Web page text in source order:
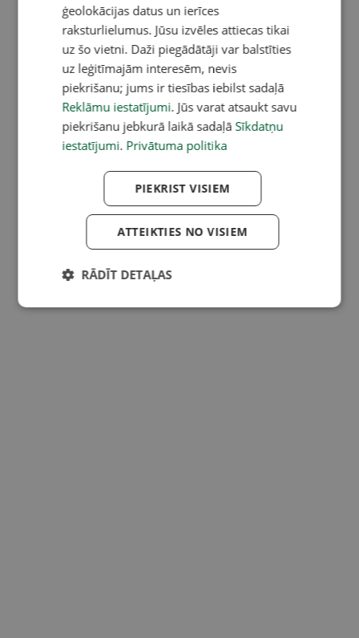
ģeolokācijas datus un ierīces
raksturlielumus. Jūsu izvēles attiecas tikai
uz šo vietni. Daži piegādātāji var balstīties
uz leģitīmajām interesēm, nevis
piekrišanu; jums ir tiesības iebilst sadaļā
Reklāmu iestatījumi. Jūs varat atsaukt savu
piekrišanu jebkurā laikā sadaļā Sīkdatņu
iestatījumi. Privātuma politika
PIEKRIST VISIEM
ATTEIKTIES NO VISIEM
RĀDĪT DETAĻAS